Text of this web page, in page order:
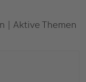
| Aktive Themen